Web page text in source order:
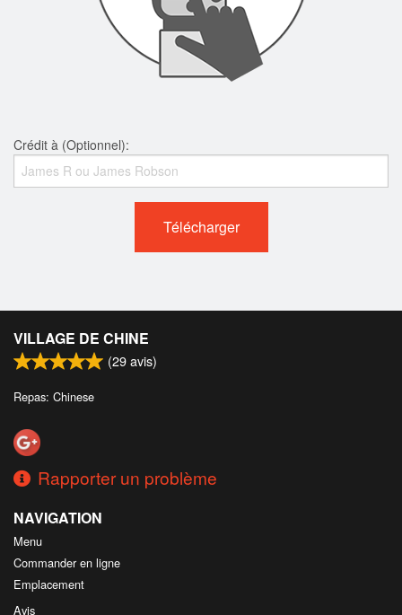
Crédit à (Optionnel):
Télécharger
VILLAGE DE CHINE
(29avis)
Repas: Chinese
Rapporter un problème
NAVIGATION
Menu
Commander en ligne
Emplacement
Avis